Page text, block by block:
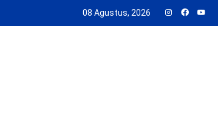
08 Agustus, 2026